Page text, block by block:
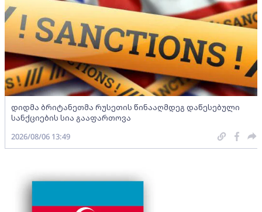
დიდმა ბრიტანეთმა რუსეთის წინააღმდეგ დაწესებული
სანქციების სია გააფართოვა
2026/08/06 13:49